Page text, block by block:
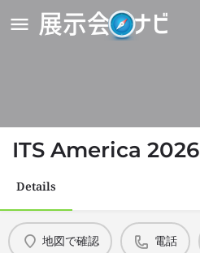
ITS America 2026
Details
地図で確認 電話